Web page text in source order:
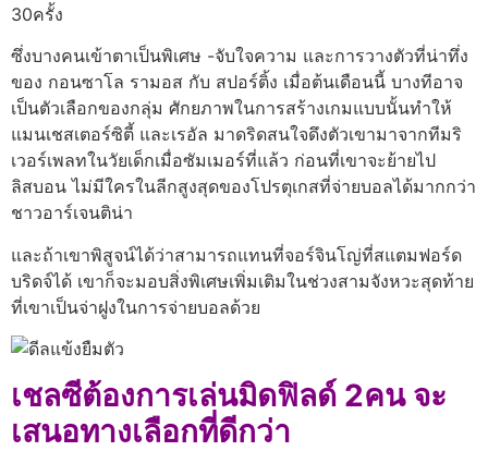
30ครั้ง
ซึ่งบางคนเข้าตาเป็นพิเศษ -จับใจความ และการวางตัวที่น่าทึ่ง
ของ กอนซาโล รามอส กับ สปอร์ติ้ง เมื่อต้นเดือนนี้ บางทีอาจ
เป็นตัวเลือกของกลุ่ม ศักยภาพในการสร้างเกมแบบนั้นทำให้
แมนเชสเตอร์ซิตี้ และเรอัล มาดริดสนใจดึงตัวเขามาจากทีมริ
เวอร์เพลทในวัยเด็กเมื่อซัมเมอร์ที่แล้ว ก่อนที่เขาจะย้ายไป
ลิสบอนไม่มีใครในลีกสูงสุดของโปรตุเกสที่จ่ายบอลได้มากกว่า
ชาวอาร์เจนติน่า
และถ้าเขาพิสูจน์ได้ว่าสามารถแทนที่จอร์จินโญ่ที่สแตมฟอร์ด
บริดจ์ได้ เขาก็จะมอบสิ่งพิเศษเพิ่มเติมในช่วงสามจังหวะสุดท้าย
ที่เขาเป็นจ่าฝูงในการจ่ายบอลด้วย
เชลซีต้องการเล่นมิดฟิลด์ 2คน จะ
เสนอทางเลือกที่ดีกว่า